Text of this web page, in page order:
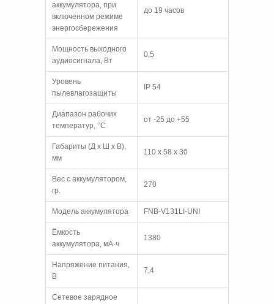
аккумулятора, при
включенном режиме
энергосбережения
до 19 часов
Мощность выходного
аудиосигнала, Вт
0,5
Уровень
пылевлагозащиты
IP 54
Диапазон рабочих
температур, °C
от -25 до +55
Габариты (Д x Ш x В),
мм
110 x 58 x 30
Вес с аккумулятором,
гр.
270
Модель аккумулятора FNB-V131LI-UNI
Ёмкость
аккумулятора, мА·ч
1380
Напряжение питания,
В
7,4
Сетевое зарядное